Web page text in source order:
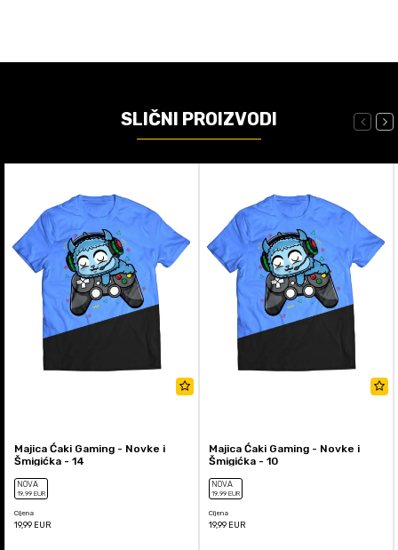
SLIČNI PROIZVODI
Majica Ćaki Gaming - Novke i
Šmigićka - 14
NOVA
19,99 EUR
Cijena
19,99 EUR
Majica Ćaki Gaming - Novke i
Šmigićka - 10
NOVA
19,99 EUR
Cijena
19,99 EUR